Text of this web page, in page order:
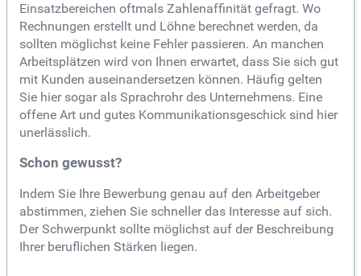
Einsatzbereichen oftmals Zahlenaffinität gefragt. Wo
Rechnungen erstellt und Löhne berechnet werden, da
sollten möglichst keine Fehler passieren. An manchen
Arbeitsplätzen wird von Ihnen erwartet, dass Sie sich gut
mit Kunden auseinandersetzen können. Häufig gelten
Sie hier sogar als Sprachrohr des Unternehmens. Eine
offene Art und gutes Kommunikationsgeschick sind hier
unerlässlich.
Schon gewusst?
Indem Sie Ihre Bewerbung genau auf den Arbeitgeber
abstimmen, ziehen Sie schneller das Interesse auf sich.
Der Schwerpunkt sollte möglichst auf der Beschreibung
Ihrer beruflichen Stärken liegen.